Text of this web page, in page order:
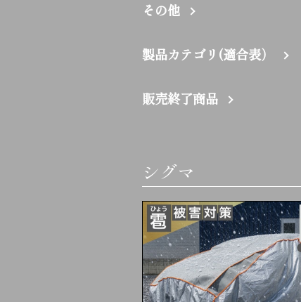
その他
製品カテゴリ(適合表）
販売終了商品
シグマ